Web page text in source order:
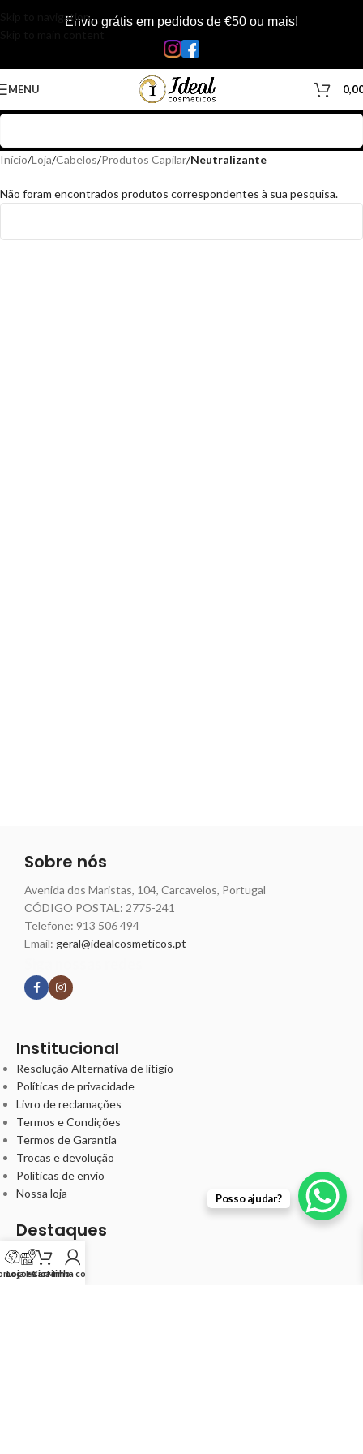
Skip to navigationEnvio grátis em pedidos de €50 ou mais!
MENU
Início/Loja/Cabelos/Produtos Capilar/Neutralizante
Não foram encontrados produtos correspondentes à sua pesquisa.
Sobre nós
Avenida dos Maristas, 104, Carcavelos, Portugal
CÓDIGO POSTAL: 2775-241
Telefone: 913 506 494
Email: geral@idealcosmeticos.pt
Institucional
Resolução Alternativa de litígio
Políticas de privacidade
Livro de reclamações
Termos e Condições
Termos de Garantia
Trocas e devolução
Políticas de envio
Nossa loja
Destaques
Barbearia
Cabelo
Loja FísicaCarrinho
Minha conta
Posso ajudar?